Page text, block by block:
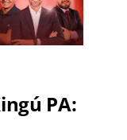
PA: